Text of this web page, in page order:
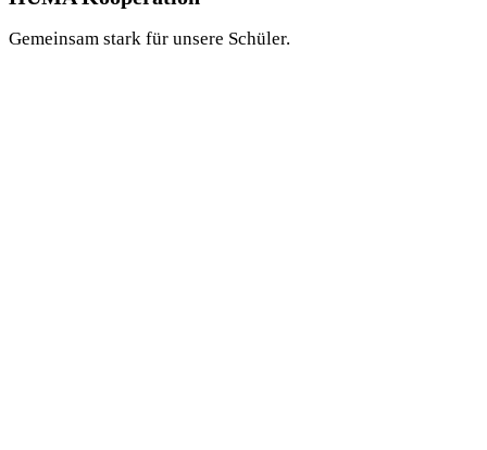
Gemeinsam stark für unsere Schüler.